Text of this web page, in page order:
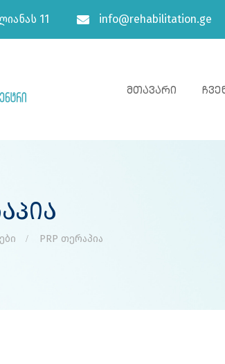
11 info@rehabilitation.ge
Მთავარი
PRP თერაპია